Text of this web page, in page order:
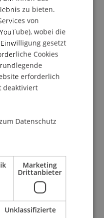
Mit einem
20 Billionen US-Dollar
grundlegend. Der
zweischneidige
bieten ETFs
Transparenz und
führt die
zu weniger
verstärkt
– sogenannte
die Volatilität
erhöhen.
als Schlüssel
zeigt, wie
Finanzplatz sind.
machte deutlich,
und ETFs
zu bieten.
von
wobei die
gesetzt
Cookies
erforderlich
deaktiviert
Datenschutz
Marketing
Drittanbieter
Unklassifizierte